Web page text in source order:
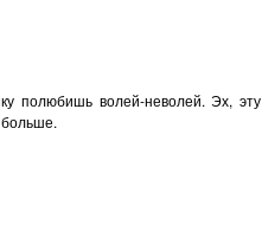
полюбишь волей-неволей. Эх, эту